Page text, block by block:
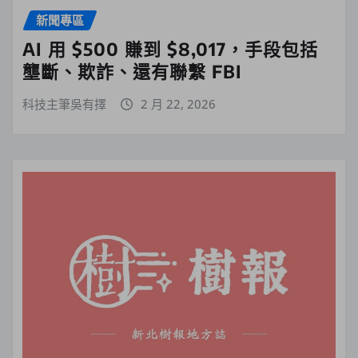
新聞專區
AI 用 $500 賺到 $8,017，手段包括
壟斷、欺詐、還有聯繫 FBI
科技主筆吳有擇 2 月 22, 2026